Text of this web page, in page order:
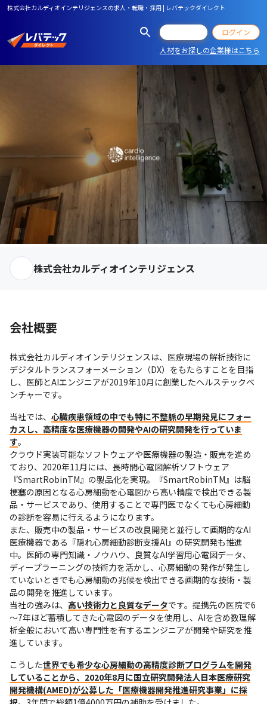
株式会社カルディオインテリジェンスの求人・転職・採用 | レバテックダイレクト
ログイン
人材をお探しの企業様はこちら
株式会社カルディオインテリジェンス
会社概要
株式会社カルディオインテリジェンスは、医療現場の解析技術に
デジタルトランスフォーメーション（DX）をもたらすことを目指
し、医師とAIエンジニアが2019年10月に創業したヘルステックベ
ンチャーです。
当社では、 心臓疾患領域の中でも特に不整脈の早期発見にフォー
カスし、高精度な医療機器の開発やAIの研究開発を行っていま
す。
クラウド実装可能なソフトウェアや医療機器の製造・販売を進め
ており、2020年11月には、長時間心電図解析ソフトウェア
『SmartRobinTM』の製品化を実現。『SmartRobinTM』は脳
梗塞の原因となる心房細動を心電図から高い精度で検出できる製
品・サービスであり、使用することで専門医でなくても心房細動
の診断を容易に行えるようになります。
また、販売中の製品・サービスの改良開発と並行して画期的なAI
医療機器である『隠れ心房細動診断支援AI』の研究開発も推進
中。医師の専門知識・ノウハウ、良質なAI学習用心電図データ、
ディープラーニングの技術力を活かし、心房細動の発作が発生し
ていないときでも心房細動の兆候を検出できる画期的な技術・製
品の開発を推進しています。
当社の強みは、 高い技術力と良質なデータです。提携先の医院で6
～7年ほど蓄積してきた心電図のデータを使用し、AIを含め数理解
析全般において高い専門性を有するエンジニアが開発や研究を推
進しています。
こうした世界でも希少な心房細動の高精度診断プログラムを開発
していることから、2020年8月に国立研究開発法人日本医療研究
開発機構(AMED)が公募した「医療機器開発推進研究事業」に採